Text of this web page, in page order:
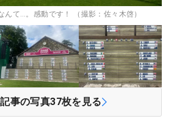
んて…。感動です！ （撮影：佐々木啓）
事の写真37枚を見る